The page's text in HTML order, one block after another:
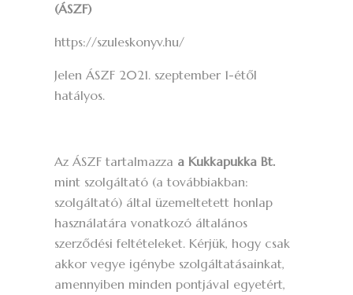
(ÁSZF)
https://szuleskonyv.hu/
Jelen ÁSZF 2021. szeptember 1-étől
hatályos.
Az ÁSZF tartalmazza a Kukkapukka Bt.
mint szolgáltató (a továbbiakban:
szolgáltató) által üzemeltetett honlap
használatára vonatkozó általános
szerződési feltételeket. Kérjük, hogy csak
akkor vegye igénybe szolgáltatásainkat,
amennyiben minden pontjával egyetért,